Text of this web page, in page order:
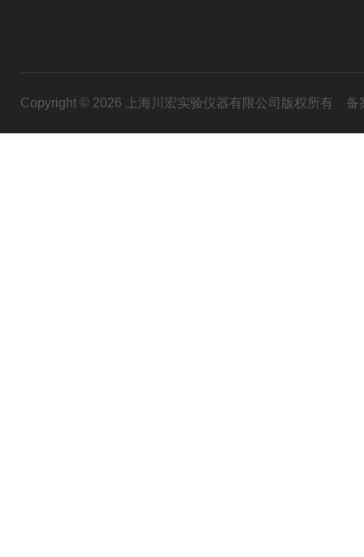
Copyright © 2026 上海川宏实验仪器有限公司版权所有 备